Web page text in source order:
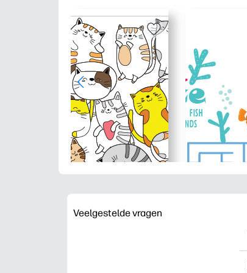
Veelgestelde vragen